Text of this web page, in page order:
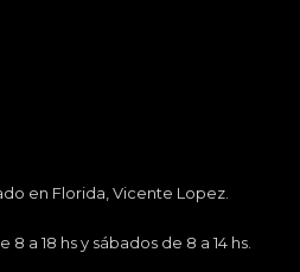
en Florida, Vicente Lopez.
8 a 18 hs y sábados de 8 a 14 hs.